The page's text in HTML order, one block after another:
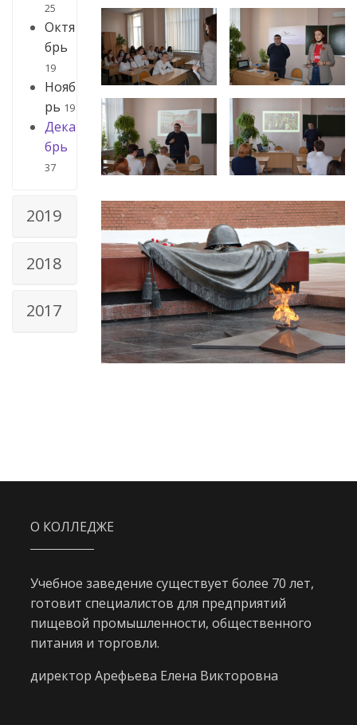
25
Октя
брь
19
Нояб
рь 19
Дека
брь
37
2019
2018
2017
О КОЛЛЕДЖЕ
Учебное заведение существует более 70 лет,
готовит специалистов для предприятий
пищевой промышленности, общественного
питания и торговли.
директор Арефьева Елена Викторовна